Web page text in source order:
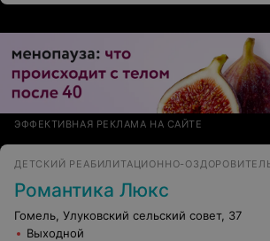
ЭФФЕКТИВНАЯ РЕКЛАМА НА САЙТЕ
Романтика Люкс
Гомель, Улуковский сельский совет, 37
Выходной